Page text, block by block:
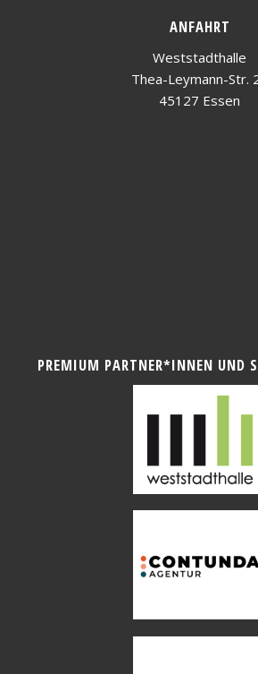
ANFAHRT
Weststadthalle
Thea-Leymann-Str.
45127 Essen
PREMIUM PARTNER*INNEN UND